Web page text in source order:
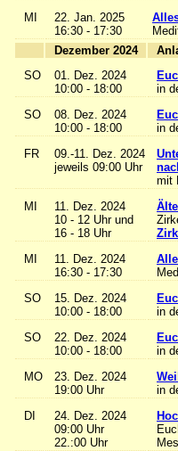
MI
22. Jan. 2025
16:30 - 17:30
Dezember 2024
SO
01. Dez. 2024
10:00 - 18:00
in
SO
08. Dez. 2024
10:00 - 18:00
in
FR
09.-11. Dez. 2024
jeweils 09:00 Uhr
mit
MI
11. Dez. 2024
10 - 12 Uhr und
16 - 18 Uhr
MI
11. Dez. 2024
16:30 - 17:30
SO
15. Dez. 2024
10:00 - 18:00
in
SO
22. Dez. 2024
10:00 - 18:00
in
MO
23. Dez. 2024
19:00 Uhr
in
DI
24. Dez. 2024
09:00 Uhr
22.:00 Uhr